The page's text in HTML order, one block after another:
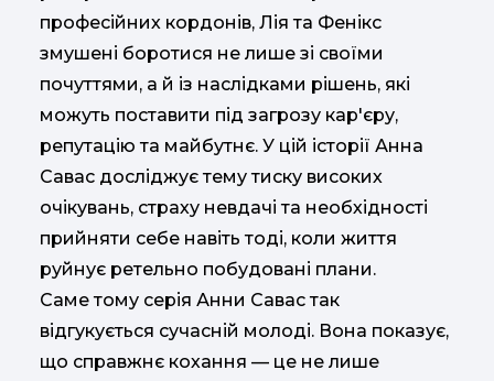
професійних кордонів, Лія та Фенікс
змушені боротися не лише зі своїми
почуттями, а й із наслідками рішень, які
можуть поставити під загрозу кар'єру,
репутацію та майбутнє. У цій історії Анна
Савас досліджує тему тиску високих
очікувань, страху невдачі та необхідності
прийняти себе навіть тоді, коли життя
руйнує ретельно побудовані плани.
Саме тому серія Анни Савас так
відгукується сучасній молоді. Вона показує,
що справжнє кохання — це не лише